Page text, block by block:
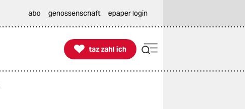
abo genossenschaft epaper login

taz zahl ich
taz zahl ich